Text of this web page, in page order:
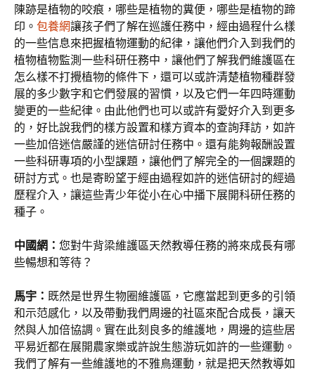
陳跡是植物的咬痕，哪些是植物的糞便，哪些是植物的蹄
印。 包養網讓孩子們了解在巡護任務中，經由過程什么樣
的一些信息來把握植物運動的紀律，讓他們介入到我們的
植物植物監測一些科研任務中，讓他們了解我們維護區在
怎么樣不打攪植物的條件下，還可以或許清楚植物種群發
展的多少數字和它們發展的習慣，以及它們一年四時運動
變更的一些紀律。由此他們也可以或許有愛好介入到更多
的，好比說我們的樣方設置和樣方資本的查詢拜訪，如許
一些加倍迷信嚴謹的迷信研討任務中。還有能夠報酬設置
一些科研專項的小型課題，讓他們了解完全的一個課題的
研討方式。也是寄盼望于經由過程如許的迷信研討的經過
歷程介入，讓這些青少年從小在心中播下展開科研任務的
種子。
中國網： 您對牛背梁維護區天然教導任務的將來成長有哪
些暢想和等待？
馬宇： 既然是世界生物圈維護區，它應當起到更多的引領
和示范感化，以及帶動我們周邊的社區來配合成長，讓天
然與人加倍協調。實在此刻良多的維護地，周邊的這些居
平易近都在展開農家樂或許說生態游玩如許的一些運動。
我們了解有一些維護地的不雅鳥運動，就是把天然教導如